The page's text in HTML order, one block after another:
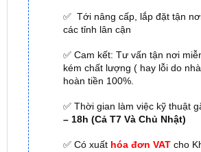
✅ Cam kết: Tư vấn tận nơi
kém chất lượng ( hay lỗi do nhà
✅ Thời gian làm việc kỹ thuật
– 18h (Cả T7 Và Chủ Nhật)
✅ Có xuấthóa đơn VATcho
🌐 Chi Nhánh 1: 277–279 Đường số